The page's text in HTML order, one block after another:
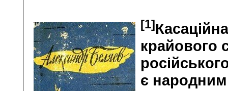
[1]
крайового
є